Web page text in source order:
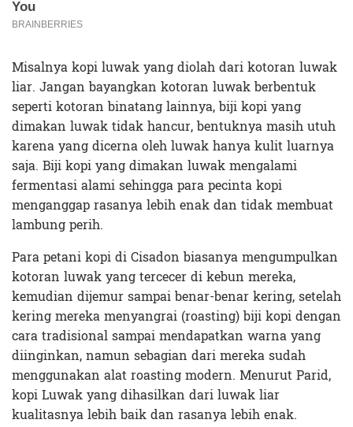
Misalnya kopi luwak yang diolah dari kotoran luwak
liar. Jangan bayangkan kotoran luwak berbentuk
seperti kotoran binatang lainnya, biji kopi yang
dimakan luwak tidak hancur, bentuknya masih utuh
karena yang dicerna oleh luwak hanya kulit luarnya
saja. Biji kopi yang dimakan luwak mengalami
fermentasi alami sehingga para pecinta kopi
menganggap rasanya lebih enak dan tidak membuat
lambung perih.
Para petani kopi di Cisadon biasanya mengumpulkan
kotoran luwak yang tercecer di kebun mereka,
kemudian dijemur sampai benar-benar kering, setelah
kering mereka menyangrai (roasting) biji kopi dengan
cara tradisional sampai mendapatkan warna yang
diinginkan, namun sebagian dari mereka sudah
menggunakan alat roasting modern. Menurut Parid,
kopi Luwak yang dihasilkan dari luwak liar
kualitasnya lebih baik dan rasanya lebih enak.